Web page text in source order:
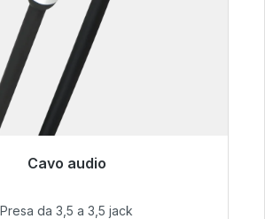
Cavo audio
la spedizione immediata, tempo di
Presa da 3,5 a 3,5 jack